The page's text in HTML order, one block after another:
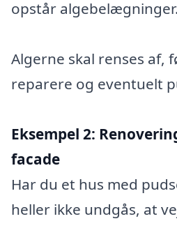
opstår algebelægninger.
Algerne skal renses af,
reparere og eventuelt
Eksempel 2:
facade
Har du et hus med
heller ikke undgås, at